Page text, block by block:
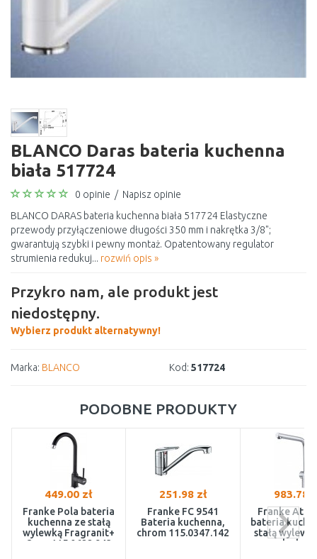
BLANCO Daras bateria kuchenna
biała 517724
0 opinie / Napisz opinie
BLANCO DARAS bateria kuchenna biała 517724 Elastyczne
przewody przyłączeniowe długości 350 mm i nakrętka 3/8";
gwarantują szybki i pewny montaż. Opatentowany regulator
strumienia redukuj... rozwiń opis »
Przykro nam, ale produkt jest
niedostępny.
Wybierz produkt alternatywny!
Marka: BLANCO Kod: 517724
PODOBNE PRODUKTY
449.00 zł
Franke Pola bateria
kuchenna ze stałą
wylewką Fragranit+
Onyx 115.0622.943
251.98 zł
Franke FC 9541
Bateria kuchenna,
chrom 115.0347.142
983.78
Franke
bateria
stałą